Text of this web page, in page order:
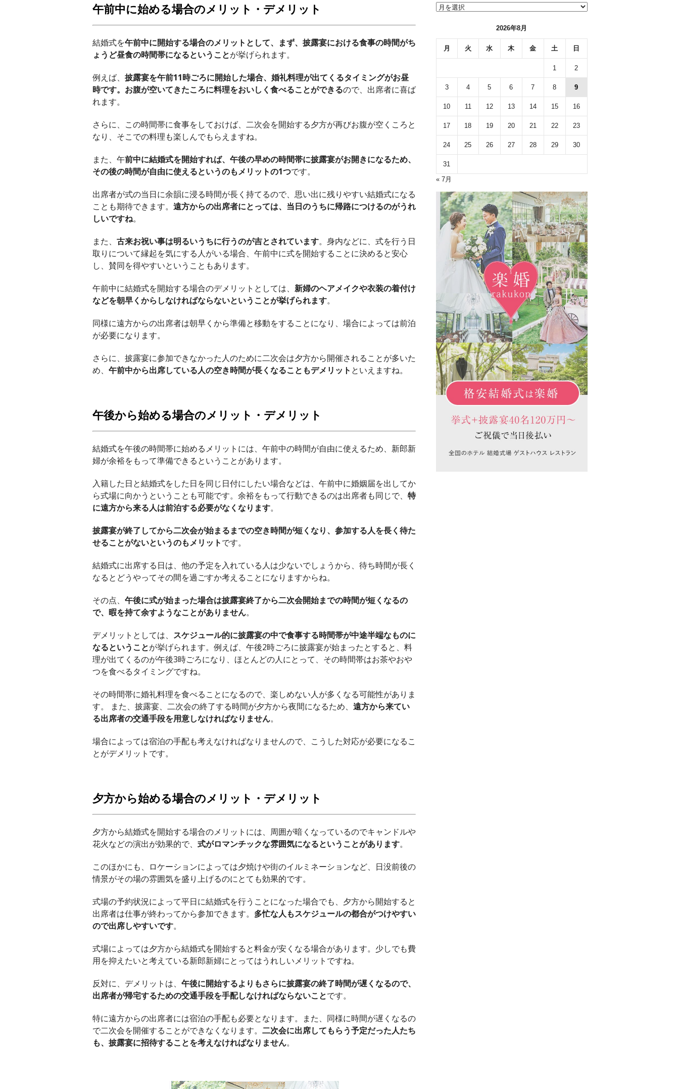
午前中に始める場合のメリット・デメリット
結婚式を午前中に開始する場合のメリットとして、まず、披露宴における食事の時間がち
ょうど昼食の時間帯になるということが挙げられます。
例えば、 披露宴を午前11時ごろに開始した場合、婚礼料理が出てくるタイミングがお昼
時です。お腹が空いてきたころに料理をおいしく食べることができるので、出席者に喜ば
れます。
さらに、この時間帯に食事をしておけば、二次会を開始する夕方が再びお腹が空くころと
なり、そこでの料理も楽しんでもらえますね。
また、午前中に結婚式を開始すれば、午後の早めの時間帯に披露宴がお開きになるため、
その後の時間が自由に使えるというのもメリットの1つです。
出席者が式の当日に余韻に浸る時間が長く持てるので、思い出に残りやすい結婚式になる
ことも期待できます。 遠方からの出席者にとっては、当日のうちに帰路につけるのがうれ
しいですね。
また、 古来お祝い事は明るいうちに行うのが吉とされています。身内などに、式を行う日
取りについて縁起を気にする人がいる場合、午前中に式を開始することに決めると安心
し、賛同を得やすいということもあります。
午前中に結婚式を開始する場合のデメリットとしては、 新婦のヘアメイクや衣装の着付け
などを朝早くからしなければならないということが挙げられます。
同様に遠方からの出席者は朝早くから準備と移動をすることになり、場合によっては前泊
が必要になります。
さらに、披露宴に参加できなかった人のために二次会は夕方から開催されることが多いた
め、 午前中から出席している人の空き時間が長くなることもデメリット といえますね。
午後から始める場合のメリット・デメリット
結婚式を午後の時間帯に始めるメリットには、午前中の時間が自由に使えるため、新郎新
婦が余裕をもって準備できるということがあります。
入籍した日と結婚式をした日を同じ日付にしたい場合などは、午前中に婚姻届を出してか
ら式場に向かうということも可能です。余裕をもって行動できるのは出席者も同じで、 特
に遠方から来る人は前泊する必要がなくなります。
披露宴が終了してから二次会が始まるまでの空き時間が短くなり、参加する人を長く待た
せることがないというのもメリットです。
結婚式に出席する日は、他の予定を入れている人は少ないでしょうから、待ち時間が長く
なるとどうやってその間を過ごすか考えることになりますからね。
その点、 午後に式が始まった場合は披露宴終了から二次会開始までの時間が短くなるの
で、暇を持て余すようなことがありません。
デメリットとしては、 スケジュール的に披露宴の中で食事する時間帯が中途半端なものに
なるということが挙げられます。例えば、午後2時ごろに披露宴が始まったとすると、料
理が出てくるのが午後3時ごろになり、ほとんどの人にとって、その時間帯はお茶やおや
つを食べるタイミングですね。
その時間帯に婚礼料理を食べることになるので、楽しめない人が多くなる可能性がありま
す。 また、披露宴、二次会の終了する時間が夕方から夜間になるため、 遠方から来てい
る出席者の交通手段を用意しなければなりません。
場合によっては宿泊の手配も考えなければなりませんので、こうした対応が必要になるこ
とがデメリットです。
夕方から始める場合のメリット・デメリット
夕方から結婚式を開始する場合のメリットには、周囲が暗くなっているのでキャンドルや
花火などの演出が効果的で、 式がロマンチックな雰囲気になるということがあります。
このほかにも、ロケーションによっては夕焼けや街のイルミネーションなど、日没前後の
情景がその場の雰囲気を盛り上げるのにとても効果的です。
式場の予約状況によって平日に結婚式を行うことになった場合でも、夕方から開始すると
出席者は仕事が終わってから参加できます。 多忙な人もスケジュールの都合がつけやすい
ので出席しやすいです。
式場によっては夕方から結婚式を開始すると料金が安くなる場合があります。少しでも費
用を抑えたいと考えている新郎新婦にとってはうれしいメリットですね。
反対に、デメリットは、 午後に開始するよりもさらに披露宴の終了時間が遅くなるので、
出席者が帰宅するための交通手段を手配しなければならないことです。
特に遠方からの出席者には宿泊の手配も必要となります。また、同様に時間が遅くなるの
で二次会を開催することができなくなります。 二次会に出席してもらう予定だった人たち
も、披露宴に招待することを考えなければなりません。
2026年8月
月 火 水 木 金 土 日
1 2
3 4 5 6 7 8 9
10 11 12 13 14 15 16
17 18 19 20 21 22 23
24 25 26 27 28 29 30
31
« 7月